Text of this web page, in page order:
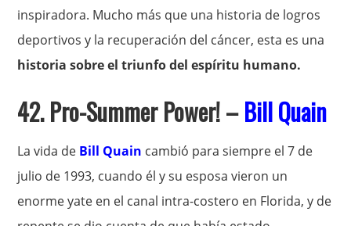
inspiradora. Mucho más que una historia de logros
deportivos y la recuperación del cáncer, esta es una
historia sobre el triunfo del espíritu humano.
42. Pro-Summer Power! –Bill Quain
La vida de Bill Quain cambió para siempre el 7 de
julio de 1993, cuando él y su esposa vieron un
enorme yate en el canal intra-costero en Florida, y de